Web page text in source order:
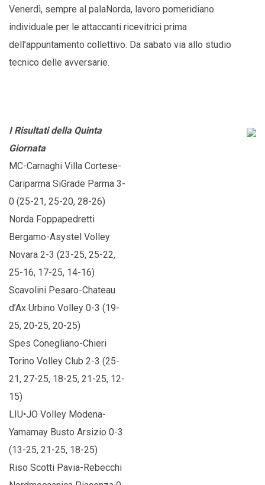
Venerdì, sempre al palaNorda, lavoro pomeridiano
individuale per le attaccanti ricevitrici prima
dell’appuntamento collettivo. Da sabato via allo studio
tecnico delle avversarie.
I Risultati della Quinta
Giornata
MC-Carnaghi Villa Cortese-
Cariparma SiGrade Parma 3-
0 (25-21, 25-20, 28-26)
Norda Foppapedretti
Bergamo-Asystel Volley
Novara 2-3 (23-25, 25-22,
25-16, 17-25, 14-16)
Scavolini Pesaro-Chateau
d’Ax Urbino Volley 0-3 (19-
25, 20-25, 20-25)
Spes Conegliano-Chieri
Torino Volley Club 2-3 (25-
21, 27-25, 18-25, 21-25, 12-
15)
LIU•JO Volley Modena-
Yamamay Busto Arsizio 0-3
(13-25, 21-25, 18-25)
Riso Scotti Pavia-Rebecchi